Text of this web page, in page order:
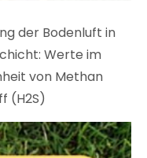
der Bodenluft in
Werte im
von Methan
(H2S)